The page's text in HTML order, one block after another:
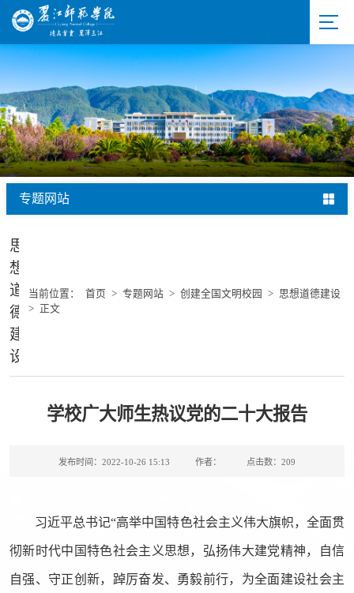
专题网站
思
想
道
德
建
设
当前位置： 首页 > 专题网站 > 创建全国文明校园 > 思想道德建设
>
正文
学校广大师生热议党的二十大报告
发布时间：2022-10-26 15:13 作者： 点击数： 209
习近平总书记“高举中国特色社会主义伟大旗帜，全面贯
彻新时代中国特色社会主义思想，弘扬伟大建党精神，自信
自强、守正创新，踔厉奋发、勇毅前行，为全面建设社会主